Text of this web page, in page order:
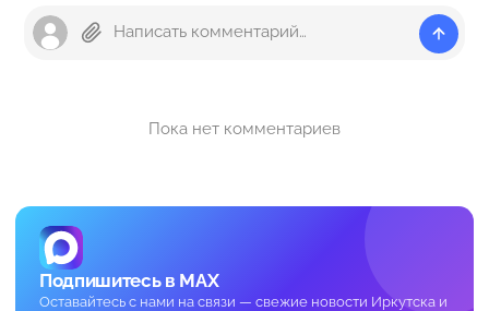
Пока нет комментариев
Подпишитесь в MAX
Оставайтесь с нами на связи — свежие новости Иркутска и